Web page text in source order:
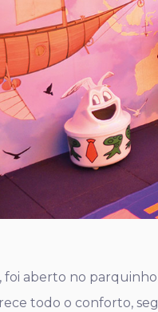
foi aberto no
todo o conforto,